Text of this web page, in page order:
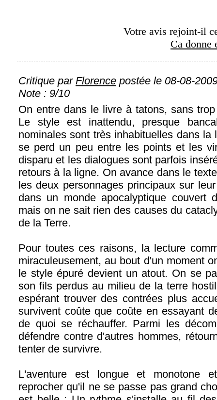
Votre avis rejoint-il
Ca donne
Critique par Florence postée le 08-08-
Note : 9/10
On entre dans le livre à tatons, sans
Le style est inattendu, presque
nominales sont très inhabituelles dans
se perd un peu entre les points et les
disparu et les dialogues sont parfois
retours à la ligne. On avance dans le
les deux personnages principaux sur
dans un monde apocalyptique couvert
mais on ne sait rien des causes du
de la Terre.
Pour toutes ces raisons, la lecture
miraculeusement, au bout d'un moment
le style épuré devient un atout. On se
son fils perdus au milieu de la terre
espérant trouver des contrées plus
survivent coûte que coûte en essayant
de quoi se réchauffer. Parmi les
défendre contre d'autres hommes,
tenter de survivre.
L'aventure est longue et monotone
reprocher qu'il ne se passe pas grand